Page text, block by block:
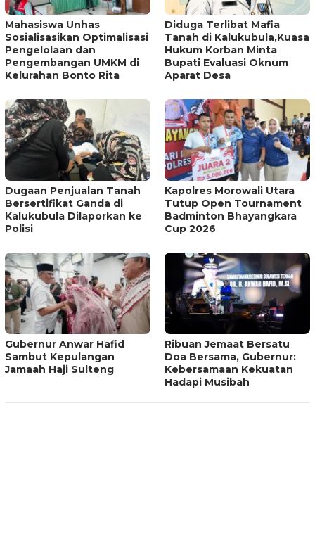
Mahasiswa Unhas
Sosialisasikan Optimalisasi
Pengelolaan dan
Pengembangan UMKM di
Kelurahan Bonto Rita
Diduga Terlibat Mafia
Tanah di Kalukubula,Kuasa
Hukum Korban Minta
Bupati Evaluasi Oknum
Aparat Desa
Dugaan Penjualan Tanah
Bersertifikat Ganda di
Kalukubula Dilaporkan ke
Polisi
Kapolres Morowali Utara
Tutup Open Tournament
Badminton Bhayangkara
Cup 2026
Gubernur Anwar Hafid
Sambut Kepulangan
Jamaah Haji Sulteng
Ribuan Jemaat Bersatu
Doa Bersama, Gubernur:
Kebersamaan Kekuatan
Hadapi Musibah